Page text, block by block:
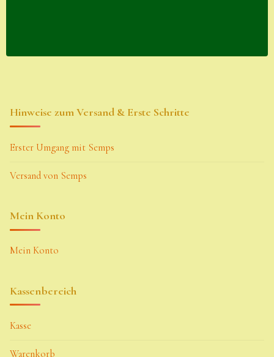
Hinweise zum Versand & Erste Schritte
Erster Umgang mit Semps
Versand von Semps
Mein Konto
Mein Konto
Kassenbereich
Kasse
Warenkorb